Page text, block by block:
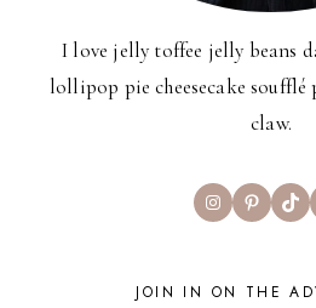
I love jelly toffee jelly beans
lollipop pie cheesecake soufflé
claw.
InstagramPinterest
JOIN IN ON THE